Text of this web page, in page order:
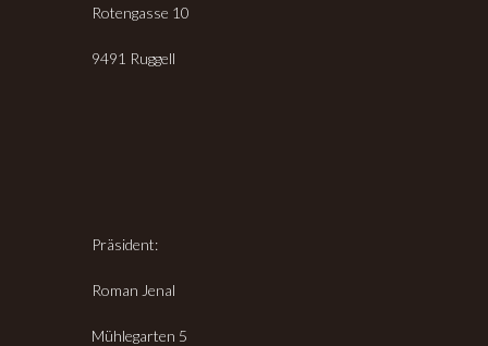
Rotengasse 10
9491 Ruggell
Präsident:
Roman Jenal
Mühlegarten 5